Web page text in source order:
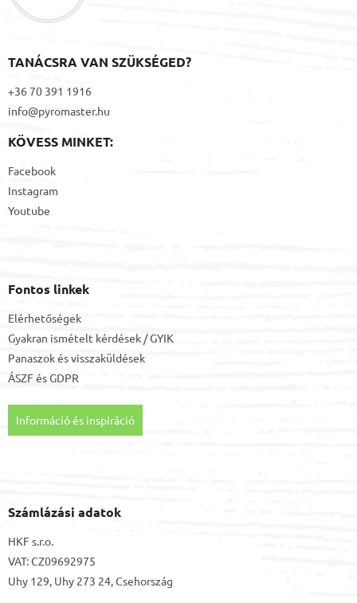
TANÁCSRA VAN SZÜKSÉGED?
+36 70 391 1916
info@pyromaster.hu
KÖVESS MINKET:
Facebook
Instagram
Youtube
Fontos linkek
Elérhetőségek
Gyakran ismételt kérdések / GYIK
Panaszok és visszaküldések
ÁSZF ésGDPR
Információ és inspiráció
Számlázási adatok
HKF s.r.o.
VAT: CZ09692975
Uhy 129, Uhy 273 24, Csehország